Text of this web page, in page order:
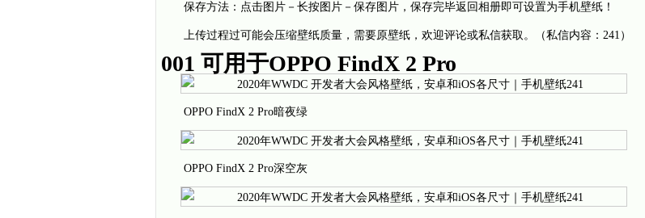
保存方法：点击图片－长按图片－保存图片，保存完毕返回相册即可设置为手机壁纸！
上传过程过可能会压缩壁纸质量，需要原壁纸，欢迎评论或私信获取。（私信内容：241）
001 可用于OPPO FindX 2 Pro
OPPO FindX 2 Pro暗夜绿
OPPO FindX 2 Pro深空灰